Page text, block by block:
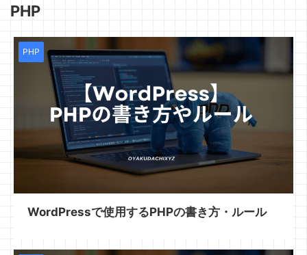
PHP
PHP
WordPressで使用するPHPの書き方・ルール